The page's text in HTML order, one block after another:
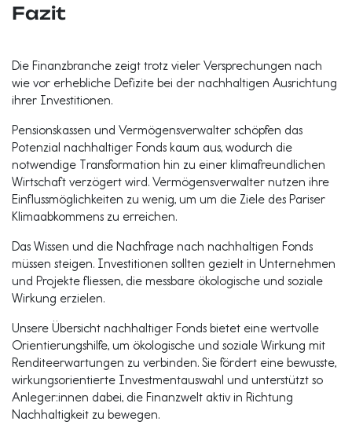
Fazit
Die Finanzbranche zeigt trotz vieler Versprechungen nach
wie vor erhebliche Defizite bei der nachhaltigen Ausrichtung
ihrer Investitionen.
Pensionskassen und Vermögensverwalter schöpfen das
Potenzial nachhaltiger Fonds kaum aus, wodurch die
notwendige Transformation hin zu einer klimafreundlichen
Wirtschaft verzögert wird. Vermögensverwalter nutzen ihre
Einflussmöglichkeiten zu wenig, um um die Ziele des Pariser
Klimaabkommens zu erreichen.
Das Wissen und die Nachfrage nach nachhaltigen Fonds
müssen steigen. Investitionen sollten gezielt in Unternehmen
und Projekte fliessen, die messbare ökologische und soziale
Wirkung erzielen.
Unsere Übersicht nachhaltiger Fonds bietet eine wertvolle
Orientierungshilfe, um ökologische und soziale Wirkung mit
Renditeerwartungen zu verbinden. Sie fördert eine bewusste,
wirkungsorientierte Investmentauswahl und unterstützt so
Anleger:innen dabei, die Finanzwelt aktiv in Richtung
Nachhaltigkeit zu bewegen.